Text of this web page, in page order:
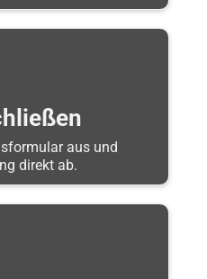
aus und
direkt ab.